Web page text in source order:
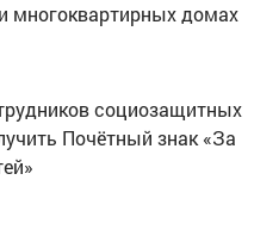
многоквартирных домах
социозащитных
Почётный знак «За